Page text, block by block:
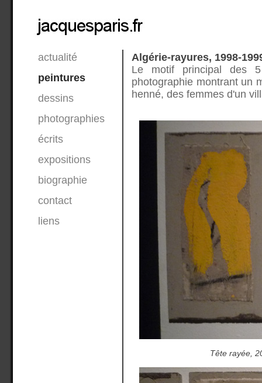
actualité
peintures
dessins
photographies
écrits
expositions
biographie
contact
liens
Algérie-rayures, 1998-
Le motif principal des
photographie montrant un
henné, des femmes d'un
Tête rayée,